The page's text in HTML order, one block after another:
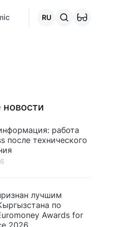
RU
новости
работа
после технического
лучшим
по
Awards for
2026